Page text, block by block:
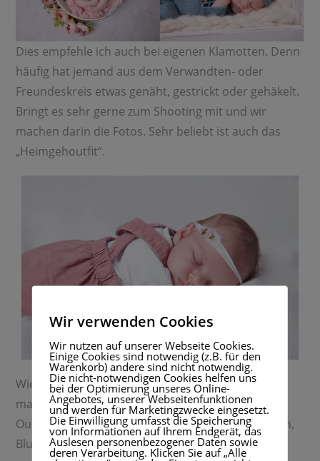
Dies empfehle ich auch bei eigenen Klamotten. Denn
häufig hat jemand aus dem Verwandten- oder
Freundeskreis etwas genäht, gestrickt oder gehäkelt.
Bringt es sehr gerne zum Shooting mit und wir
machen darin die Fotos. Sehr beliebt ist auch das
„Heimgehoutfit“.
Wie ihr seht, ihr seid hier sehr flexibel und wir
machen es ganz nach euren Wünschen. Zu den
Outfits kommen auch noch Haarbändchen, Mützen,
Blumenkränze und Cappis. Diese könnt ihr gerne
Wir verwenden Cookies
Wir nutzen auf unserer Webseite Cookies.
Einige Cookies sind notwendig (z.B. für den
Warenkorb) andere sind nicht notwendig.
Die nicht-notwendigen Cookies helfen uns
bei der Optimierung unseres Online-
Angebotes, unserer Webseitenfunktionen
und werden für Marketingzwecke eingesetzt.
Die Einwilligung umfasst die Speicherung
von Informationen auf Ihrem Endgerät, das
Auslesen personenbezogener Daten sowie
deren Verarbeitung. Klicken Sie auf „Alle